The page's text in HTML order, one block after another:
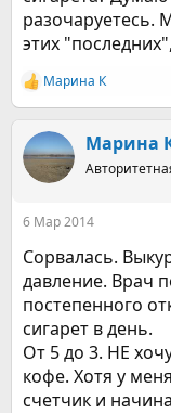
разочаруетесь.
этих
Р
е
к
ц
и
Марина К
Марина
6 Мар 2014
Сорвалась.
давление. Врач
постепенного
сигарет в день.
От 5 до 3. НЕ
кофе. Хотя у
счетчик и